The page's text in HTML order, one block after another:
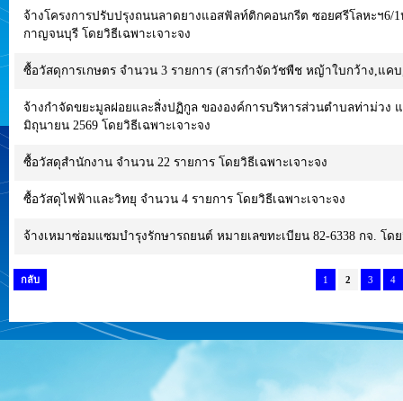
จ้างโครงการปรับปรุงถนนลาดยางแอสฟัลท์ติกคอนกรีต ซอยศรีโลหะฯ6/
กาญจนบุรี โดยวิธีเฉพาะเจาะจง
ซื้อวัสดุการเกษตร จำนวน 3 รายการ (สารกำจัดวัชพืช หญ้าใบกว้าง,แคบ
จ้างกำจัดขยะมูลฝอยและสิ่งปฏิกูล ขององค์การบริหารส่วนตำบลท่าม่วง
มิถุนายน 2569 โดยวิธีเฉพาะเจาะจง
ซื้อวัสดุสำนักงาน จำนวน 22 รายการ โดยวิธีเฉพาะเจาะจง
ซื้อวัสดุไฟฟ้าและวิทยุ จำนวน 4 รายการ โดยวิธีเฉพาะเจาะจง
จ้างเหมาซ่อมแซมบำรุงรักษารถยนต์ หมายเลขทะเบียน 82-6338 กจ. โดย
กลับ 1 2 3 4